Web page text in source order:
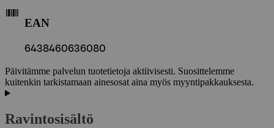
EAN
6438460636080
Päivitämme palvelun tuotetietoja aktiivisesti. Suosittelemme
kuitenkin tarkistamaan ainesosat aina myös myyntipakkauksesta.
Ravintosisältö